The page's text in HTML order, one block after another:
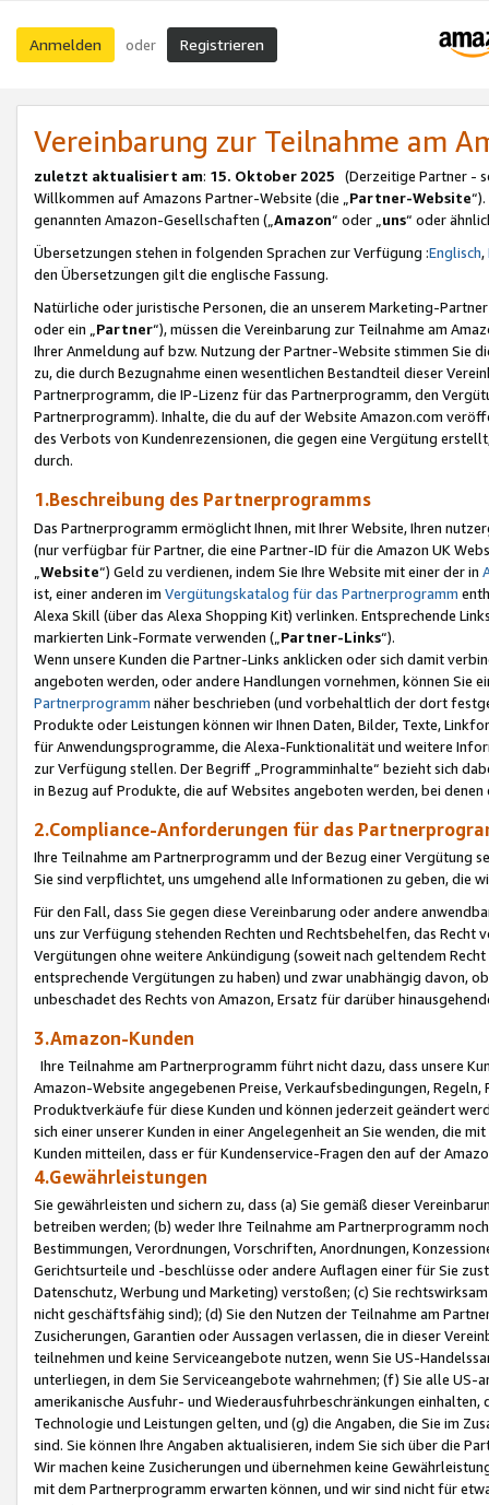
Anmelden oder Registrieren
Vereinbarung zur Teilnahme am
zuletzt aktualisiert am: 15. Oktober 2025 (Derzeitige Partner -
Willkommen auf Amazons Partner-Website (die „Partner-Website
genannten Amazon-Gesellschaften („Amazon“ oder „uns“ oder
Übersetzungen stehen in folgenden Sprachen zur Verfügung :Englisch,
den Übersetzungen gilt die englische Fassung.
Natürliche oder juristische Personen, die an unserem Marketing-
oder ein „Partner“), müssen die Vereinbarung zur Teilnahme am
Ihrer Anmeldung auf bzw. Nutzung der Partner-Website stimmen Sie
zu, die durch Bezugnahme einen wesentlichen Bestandteil dieser
Partnerprogramm, die IP-Lizenz für das Partnerprogramm, den
Partnerprogramm). Inhalte, die du auf der Website Amazon.com
des Verbots von Kundenrezensionen, die gegen eine Vergütung
durch.
1.Beschreibung des Partnerprogramms
Das Partnerprogramm ermöglicht Ihnen, mit Ihrer Website, Ihren
(nur verfügbar für Partner, die eine Partner-ID für die Amazon UK
Website“) Geld zu verdienen, indem Sie Ihre Website mit einer der in
ist, einer anderen im Vergütungskatalog für das Partnerprogramm
Alexa Skill (über das Alexa Shopping Kit) verlinken. Entsprechende
markierten Link-Formate verwenden („ Partner-Links“).
Wenn unsere Kunden die Partner-Links anklicken oder sich damit
angeboten werden, oder andere Handlungen vornehmen, können Sie
Partnerprogramm näher beschrieben (und vorbehaltlich der dort
Produkte oder Leistungen können wir Ihnen Daten, Bilder, Texte,
für Anwendungsprogramme, die Alexa-Funktionalität und weitere
zur Verfügung stellen. Der Begriff „Programminhalte“ bezieht sich
in Bezug auf Produkte, die auf Websites angeboten werden, bei
2.Compliance-Anforderungen für das
Ihre Teilnahme am Partnerprogramm und der Bezug einer Vergütung
Sie sind verpflichtet, uns umgehend alle Informationen zu geben, die
Für den Fall, dass Sie gegen diese Vereinbarung oder andere
uns zur Verfügung stehenden Rechten und Rechtsbehelfen, das
Vergütungen ohne weitere Ankündigung (soweit nach geltendem
entsprechende Vergütungen zu haben) und zwar unabhängig davon,
unbeschadet des Rechts von Amazon, Ersatz für darüber
3.Amazon-Kunden
Ihre Teilnahme am Partnerprogramm führt nicht dazu, dass unsere
Amazon-Website angegebenen Preise, Verkaufsbedingungen,
Produktverkäufe für diese Kunden und können jederzeit geändert
sich einer unserer Kunden in einer Angelegenheit an Sie wenden, die
Kunden mitteilen, dass er für Kundenservice-Fragen den auf der
4.Gewährleistungen
Sie gewährleisten und sichern zu, dass (a) Sie gemäß dieser
betreiben werden; (b) weder Ihre Teilnahme am Partnerprogramm
Bestimmungen, Verordnungen, Vorschriften, Anordnungen,
Gerichtsurteile und -beschlüsse oder andere Auflagen einer für Sie
Datenschutz, Werbung und Marketing) verstoßen; (c) Sie
nicht geschäftsfähig sind); (d) Sie den Nutzen der Teilnahme am
Zusicherungen, Garantien oder Aussagen verlassen, die in dieser
teilnehmen und keine Serviceangebote nutzen, wenn Sie US-
unterliegen, in dem Sie Serviceangebote wahrnehmen; (f) Sie alle
amerikanische Ausfuhr- und Wiederausfuhrbeschränkungen
Technologie und Leistungen gelten, und (g) die Angaben, die Sie im
sind. Sie können Ihre Angaben aktualisieren, indem Sie sich über die
Wir machen keine Zusicherungen und übernehmen keine
mit dem Partnerprogramm erwarten können, und wir sind nicht für